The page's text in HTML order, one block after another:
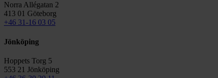
Norra Allégatan 2
413 01 Göteborg
+46 31-16 03 05
Jönköping
Hoppets Torg 5
553 21 Jönköping